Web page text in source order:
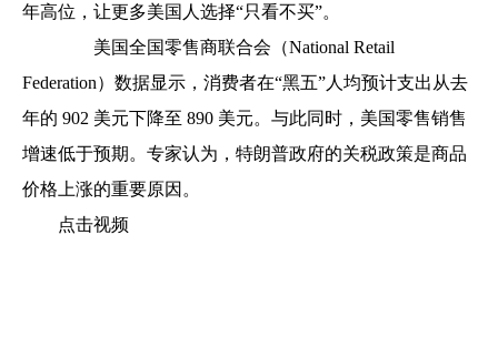
年高位，让更多美国人选择“只看不买”。
美国全国零售商联合会（National Retail
Federation）数据显示，消费者在“黑五”人均预计支出从去
年的 902 美元下降至 890 美元。与此同时，美国零售销售
增速低于预期。专家认为，特朗普政府的关税政策是商品
价格上涨的重要原因。
点击视频